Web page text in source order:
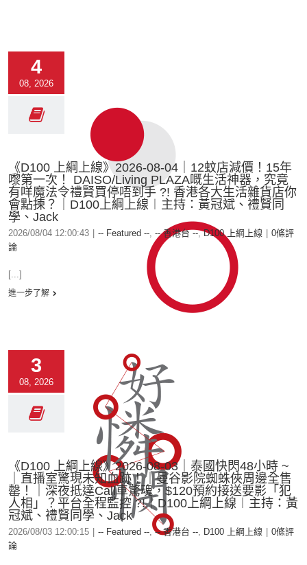
4
08, 2026
《D100 上綱上線》2026-08-04｜12蚊店減價！15年
嚟第一次！ DAISO/Living PLAZA嘅生活神器，究竟
有咩魔法令禮賢買停唔到手 ?! 香港各大生活雜貨店你
會點揀？｜D100上綱上線︱主持：黃冠斌、禮賢同
學、Jack
2026/08/04 12:00:43 -- Featured --, -- 香港台 --,D100 上綱上線
0條評
論
[...]
進一步了解
3
08, 2026
《D100 上綱上線》2026-08-03｜泰國快閃48小時 ~
｜直播室驚現未知血跡！｜曼谷影院蜘蛛俠周邊全售
罄！｜深夜抵達Call車驚魂，$120預約接送要影「犯
人相」？平台全程監控 ?!｜D100上綱上線︱主持：黃
冠斌、禮賢同學、Jack
2026/08/03 12:00:15 -- Featured --,-- 香港台 --, D100 上綱上線
0條評
論